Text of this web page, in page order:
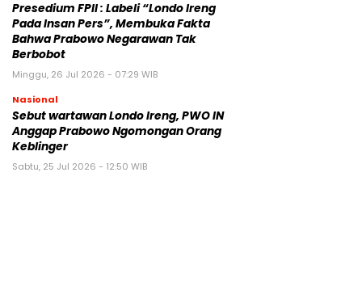
Presedium FPII : Labeli “Londo Ireng
Pada Insan Pers”, Membuka Fakta
Bahwa Prabowo Negarawan Tak
Berbobot
Minggu, 26 Jul 2026 - 07:29 WIB
Nasional
Sebut wartawan Londo Ireng, PWO IN
Anggap Prabowo Ngomongan Orang
Keblinger
Sabtu, 25 Jul 2026 - 12:50 WIB